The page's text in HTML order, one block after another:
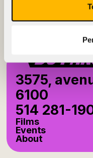
3575,
6100
514 281-
Films
Events
About